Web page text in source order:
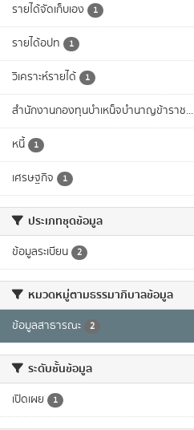
รายได้จัดเก็บเอง 1
รายได้อปท 1
วิเคราะห์รายได้ 1
สำนักงานกองทุนบำเหน็จบำนาญข้าราช...
หนี้ 1
เศรษฐกิจ 1
ประเภทชุดข้อมูล
ข้อมูลระเบียน 2
หมวดหมู่ตามธรรมาภิบาลข้อมูล
ข้อมูลสาธารณะ 2
ระดับชั้นข้อมูล
เปิดเผย 1